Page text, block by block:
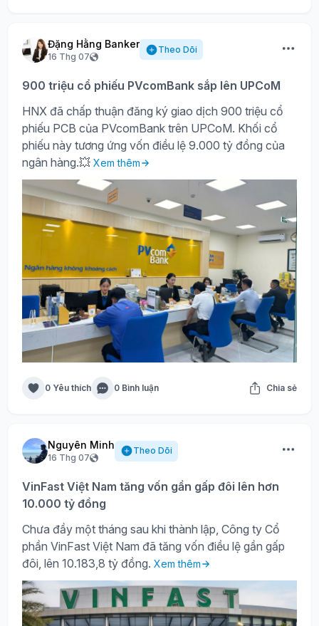
Đặng Hằng Banker
16 Thg 07
Theo Dõi
900 triệu cổ phiếu PVcomBank sắp lên UPCoM
HNX đã chấp thuận đăng ký giao dịch 900 triệu cổ
phiếu PCB của PVcomBank trên UPCoM. Khối cổ
phiếu này tương ứng vốn điều lệ 9.000 tỷ đồng của
ngân hàng.💥 Xem thêm
0 Yêu thích 0 Bình luận Chia sẻ
Nguyên Minh
16 Thg 07
Theo Dõi
VinFast Việt Nam tăng vốn gần gấp đôi lên hơn
10.000 tỷ đồng
Chưa đầy một tháng sau khi thành lập, Công ty Cổ
phần VinFast Việt Nam đã tăng vốn điều lệ gần gấp
đôi, lên 10.183,8 tỷ đồng. Xem thêm